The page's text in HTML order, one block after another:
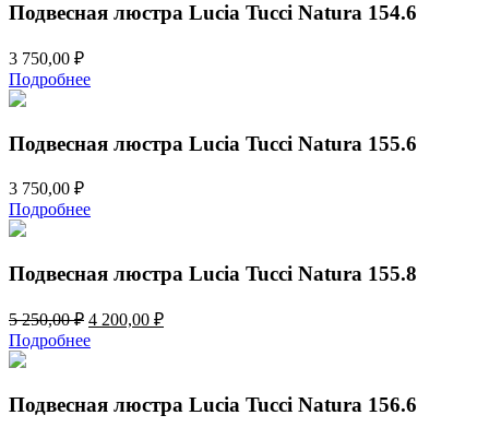
Подвесная люстра Lucia Tucci Natura 154.6
3 750,00 ₽
Подробнее
Подвесная люстра Lucia Tucci Natura 155.6
3 750,00 ₽
Подробнее
Подвесная люстра Lucia Tucci Natura 155.8
5 250,00₽ Первоначальная
цена
составляла
4 200,00 ₽Текущая
Подробнее
Подвесная люстра Lucia Tucci Natura 156.6